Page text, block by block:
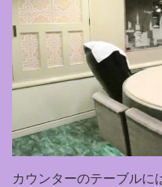
カウンターのテーブルに